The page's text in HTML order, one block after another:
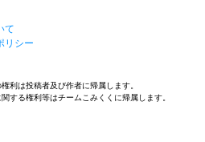
て
リシー
利は投稿者及び作者に帰属します。
する権利等はチームこみくくに帰属します。